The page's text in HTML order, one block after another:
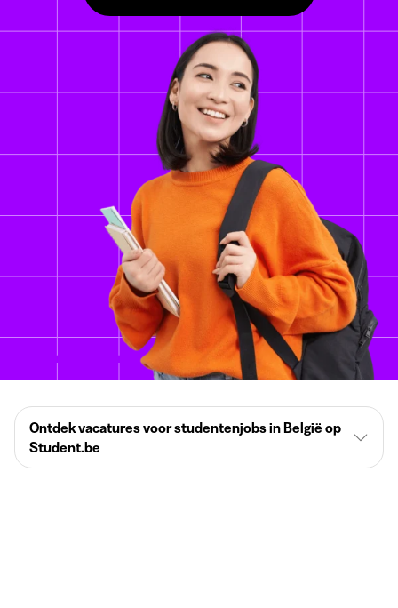
Ontdek vacatures voor studentenjobs in België op
Student.be